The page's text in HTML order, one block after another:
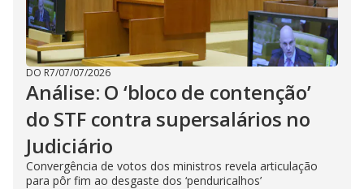
DO R7/07/07/2026
Análise: O ‘bloco de contenção’
do STF contra supersalários no
Judiciário
Convergência de votos dos ministros revela articulação
para pôr fim ao desgaste dos ‘penduricalhos’